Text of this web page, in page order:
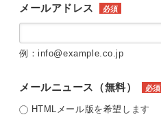
メールアドレス 必須
例：info@example.co.jp
メールニュース（無料） 必須
HTMLメール版を希望します